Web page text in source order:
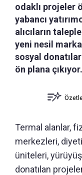
odaklı projeler
yabancı
alıcıların
yeni nesil
sosyal
ön plana çıkıyor.
Termal alanlar,
merkezleri,
üniteleri,
donatılan